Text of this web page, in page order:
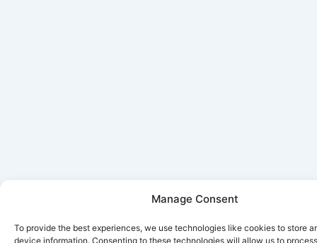
Manage Consent
To provide the best experiences, we use technologies like cookies to store
device information. Consenting to these technologies will allow us to